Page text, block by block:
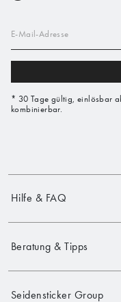
E-Mail-Adresse
* 30 Tage gültig, einlösbar
kombinierbar.
Hilfe & FAQ
Beratung & Tipps
Seidensticker Group